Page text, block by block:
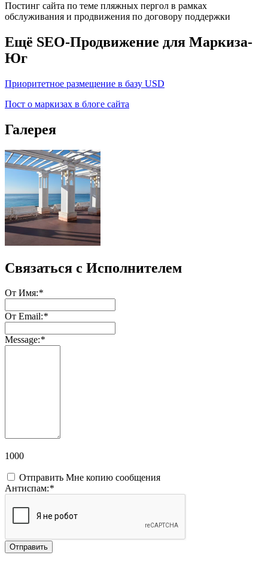
Постинг сайта по теме пляжных пергол в рамках
обслуживания и продвижения по договору поддержки
Ещё SEO-Продвижение для Маркиза-
Юг
Приоритетное размещение в базу USD
Пост о маркизах в блоге сайта
Галерея
Связаться с Исполнителем
От Имя:*
От Email:*
Message:*
1000
Отправить Мне копию сообщения
Антиспам:*
Отправить